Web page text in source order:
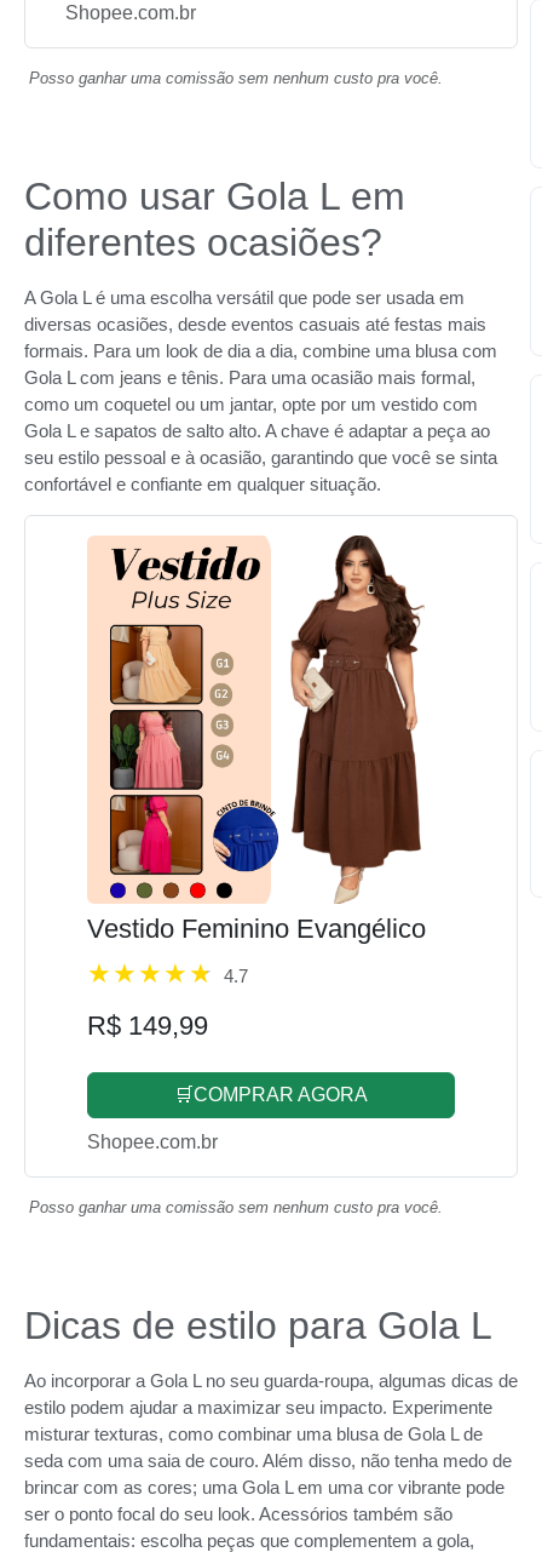
Shopee.com.br
Posso ganhar uma comissão sem nenhum custo pra você.
Como usar Gola L em
diferentes ocasiões?
A Gola L é uma escolha versátil que pode ser usada em
diversas ocasiões, desde eventos casuais até festas mais
formais. Para um look de dia a dia, combine uma blusa com
Gola L com jeans e tênis. Para uma ocasião mais formal,
como um coquetel ou um jantar, opte por um vestido com
Gola L e sapatos de salto alto. A chave é adaptar a peça ao
seu estilo pessoal e à ocasião, garantindo que você se sinta
confortável e confiante em qualquer situação.
Vestido Feminino Evangélico
4.7
R$ 149,99
🛒COMPRAR AGORA
Shopee.com.br
Posso ganhar uma comissão sem nenhum custo pra você.
Dicas de estilo para Gola L
Ao incorporar a Gola L no seu guarda-roupa, algumas dicas de
estilo podem ajudar a maximizar seu impacto. Experimente
misturar texturas, como combinar uma blusa de Gola L de
seda com uma saia de couro. Além disso, não tenha medo de
brincar com as cores; uma Gola L em uma cor vibrante pode
ser o ponto focal do seu look. Acessórios também são
fundamentais: escolha peças que complementem a gola,